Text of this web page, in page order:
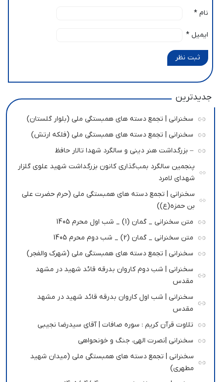
نام *
ایمیل *
ثبت نظر
جدیدترین
سخنرانی | تجمع دسته های همبستگی ملی (بلوار گلستان)
سخنرانی | تجمع دسته های همبستگی ملی (فلکه ارتش)
– بزرگداشت هنر دینی و سالگرد شهدا تالار حافظ
پنجمین سالگرد بمب‌گذاری کانون بزرگداشت شهید علوی گلزار
شهدای لامرد
سخنرانی | تجمع دسته های همبستگی ملی (حرم حضرت علی
بن حمزه(ع))
متن سخنرانی _ گمان (1) _ شب اول محرم 1405
متن سخنرانی _ گمان (2) _ شب دوم محرم 1405
سخنرانی | تجمع دسته های همبستگی ملی (شهرک والفجر)
سخنرانی | شب دوم کاروان بدرقه قائد شهید در مشهد
مقدس
سخنرانی | شب اول کاروان بدرقه قائد شهید در مشهد
مقدس
تلاوت قرآن کریم : سوره صافات | آقای سیدرضا نجیبی
سخنرانی |نصرت الهی، جنگ و خونحواهی
سخنرانی | تجمع دسته های همبستگی ملی (میدان شهید
مطهری)